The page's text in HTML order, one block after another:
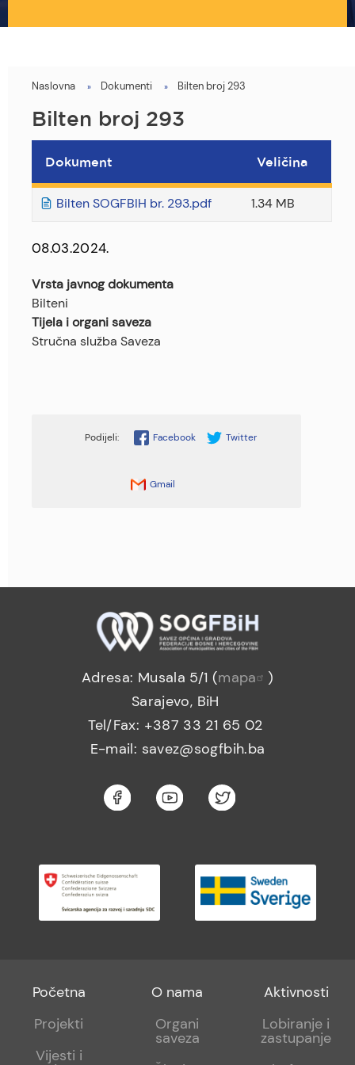
You
are
here
Naslovna Dokumenti Bilten broj 293
Bilten broj 293
Dokument Veličina
Bilten SOGFBIH br. 293.pdf 1.34 MB
08.03.2024.
Vrsta javnog dokumenta
Bilteni
Tijela i organi saveza
Stručna služba Saveza
Facebook Twitter
Gmail
Adresa: Musala 5/1 (mapa
)
Sarajevo, BiH
Tel/Fax: +387 33 21 65 02
E-mail: savez@sogfbih.ba
Footer
menu
Početna
Projekti
Vijesti i
Footer
sub
O nama
Organi
saveza
Footer
sub
Aktivnosti
Lobiranje i
zastupanje